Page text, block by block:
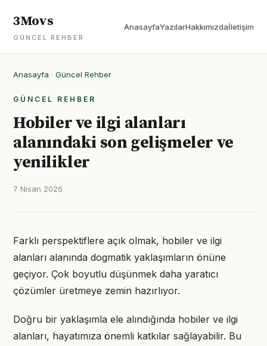
3Movs
GÜNCEL REHBER
AnasayfaYazılarHakkımızdaİletişim
Anasayfa · Güncel Rehber
GÜNCEL REHBER
Hobiler ve ilgi alanları
alanındaki son gelişmeler ve
yenilikler
7 Nisan 2026
Farklı perspektiflere açık olmak, hobiler ve ilgi
alanları alanında dogmatik yaklaşımların önüne
geçiyor. Çok boyutlu düşünmek daha yaratıcı
çözümler üretmeye zemin hazırlıyor.
Doğru bir yaklaşımla ele alındığında hobiler ve ilgi
alanları, hayatımıza önemli katkılar sağlayabilir. Bu